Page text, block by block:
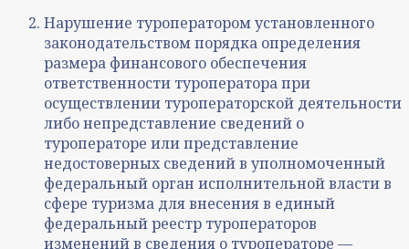
Нарушение туроператором установленного
законодательством порядка определения
размера финансового обеспечения
ответственности туроператора при
осуществлении туроператорской деятельности
либо непредставление сведений о
туроператоре или представление
недостоверных сведений в уполномоченный
федеральный орган исполнительной власти в
сфере туризма для внесения в единый
федеральный реестр туроператоров
изменений в сведения о туроператоре —